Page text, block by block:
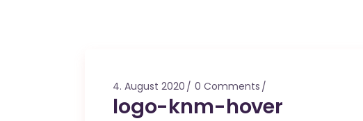
4. August 2020 0 Comments
logo-knm-hover